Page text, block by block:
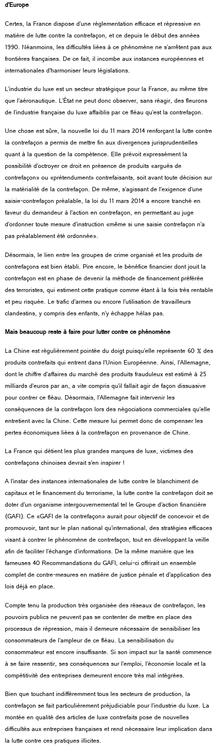
d’Europe
Certes, la France dispose d’une réglementation efficace et répressive en
matière de lutte contre la contrefaçon, et ce depuis le début des années
1990. Néanmoins, les difficultés liées à ce phénomène ne s’arrêtent pas aux
frontières françaises. De ce fait, il incombe aux instances européennes et
internationales d’harmoniser leurs législations.
L’industrie du luxe est un secteur stratégique pour la France, au même titre
que l’aéronautique. L’État ne peut donc observer, sans réagir, des fleurons
de l’industrie française du luxe affaiblis par ce fléau qu’est la contrefaçon.
Une chose est sûre, la nouvelle loi du 11 mars 2014 renforçant la lutte contre
la contrefaçon a permis de mettre fin aux divergences jurisprudentielles
quant à la question de la compétence. Elle prévoit expressément la
possibilité d’octroyer ce droit en présence de produits «argués de
contrefaçon» ou «prétendument» contrefaisants, soit avant toute décision sur
la matérialité de la contrefaçon. De même, s’agissant de l’exigence d’une
saisie-contrefaçon préalable, la loi du 11 mars 2014 a encore tranché en
faveur du demandeur à l’action en contrefaçon, en permettant au juge
d’ordonner toute mesure d’instruction «même si une saisie contrefaçon n’a
pas préalablement été ordonnée».
Désormais, le lien entre les groupes de crime organisé et les produits de
contrefaçons est bien établi. Pire encore, le bénéfice financier dont jouit la
contrefaçon est en phase de devenir la méthode de financement préférée
des terroristes, qui estiment cette pratique comme étant à la fois très rentable
et peu risquée. Le trafic d’armes ou encore l’utilisation de travailleurs
clandestins, y compris des enfants, n’y échappe hélas pas.
Mais beaucoup reste à faire pour lutter contre ce phénomène
La Chine est régulièrement pointée du doigt puisqu’elle représente 60 % des
produits contrefaits qui entrent dans l’Union Européenne. Ainsi, l’Allemagne,
dont le chiffre d’affaires du marché des produits frauduleux est estimé à 25
milliards d’euros par an, a vite compris qu’il fallait agir de façon dissuasive
pour contrer ce fléau. Désormais, l’Allemagne fait intervenir les
conséquences de la contrefaçon lors des négociations commerciales qu’elle
entretient avec la Chine. Cette mesure lui permet donc de compenser les
pertes économiques liées à la contrefaçon en provenance de Chine.
La France qui détient les plus grandes marques de luxe, victimes des
contrefaçons chinoises devrait s’en inspirer !
A l’instar des instances internationales de lutte contre le blanchiment de
capitaux et le financement du terrorisme, la lutte contre la contrefaçon doit se
doter d’un organisme intergouvernemental tel le Groupe d’action financière
(GAFI). Ce «GAFI de la contrefaçon» aurait pour objectif de concevoir et de
promouvoir, tant sur le plan national qu’international, des stratégies efficaces
visant à contrer le phénomène de contrefaçon, tout en développant la veille
afin de faciliter l’échange d’informations. De la même manière que les
fameuses 40 Recommandations du GAFI, celui-ci offrirait un ensemble
complet de contre-mesures en matière de justice pénale et d’application des
lois déjà en place.
Compte tenu la production très organisée des réseaux de contrefaçon, les
pouvoirs publics ne peuvent pas se contenter de mettre en place des
processus de répression, mais il demeure nécessaire de sensibiliser les
consommateurs de l’ampleur de ce fléau. La sensibilisation du
consommateur est encore insuffisante. Si son impact sur la santé commence
à se faire ressentir, ses conséquences sur l’emploi, l’économie locale et la
compétitivité des entreprises demeurent encore très mal intégrées.
Bien que touchant indifféremment tous les secteurs de production, la
contrefaçon se fait particulièrement préjudiciable pour l’industrie du luxe. La
montée en qualité des articles de luxe contrefaits pose de nouvelles
difficultés aux entreprises françaises et rend nécessaire leur implication dans
la lutte contre ces pratiques illicites.